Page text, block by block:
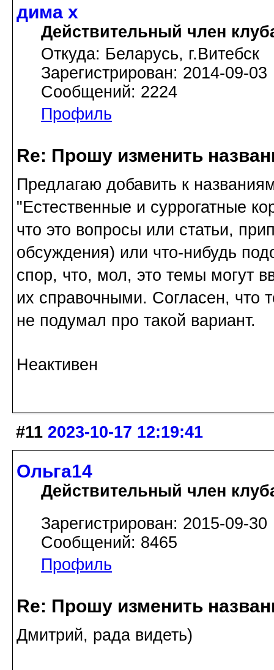
дима х
Действительный член
Откуда: Беларусь, г.Витебск
Зарегистрирован: 2014-09-03
Сообщений: 2224
Профиль
Re: Прошу изменить
Предлагаю добавить к
"Естественные и суррогатные
что это вопросы или статьи,
обсуждения) или что-нибудь
спор, что, мол, это темы могут
их справочными. Согласен, что
не подумал про такой вариант.
Неактивен
#11 2023-10-17 12:19:41
Ольга14
Действительный член
Зарегистрирован: 2015-09-30
Сообщений: 8465
Профиль
Re: Прошу изменить
Дмитрий, рада видеть)